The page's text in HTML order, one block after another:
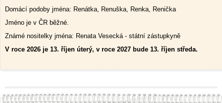
Domácí podoby jména: Renátka, Renuška, Renka, Renička
Jméno je v ČR běžné.
Známé nositelky jména: Renata Vesecká - státní zástupkyně
V roce 2026 je 13. říjen úterý, v roce 2027 bude 13. říjen středa.